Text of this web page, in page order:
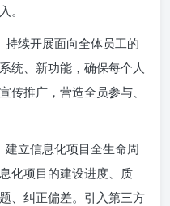
。
持续开展面向全体员工的
统、新功能，确保每个人
传推广，营造全员参与、
建立信息化项目全生命周
化项目的建设进度、质
、纠正偏差。引入第三方